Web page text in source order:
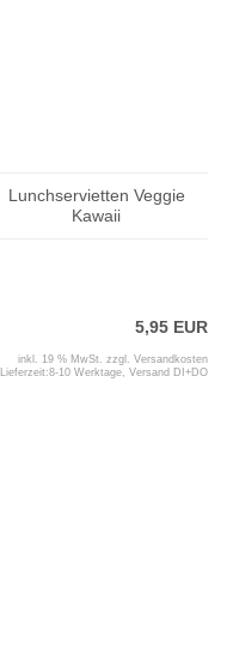
Lunchservietten Veggie
Kawaii
5,95 EUR
inkl. 19 % MwSt. zzgl. Versandkosten
Lieferzeit:8-10 Werktage, Versand DI+DO